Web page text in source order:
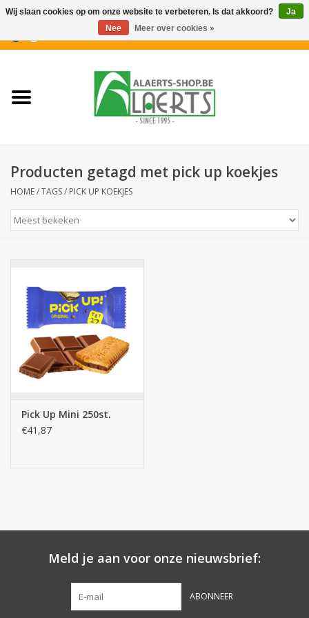
Nieuwigheden
Confiserie
Aperitiefkoekjes
Botanicals
Snoeppot-Snoep
Kassarollen
Koffiemachines
Kantoorbenodigdheden
Producten getagd met pick up koekjes
HOME/TAGS/ PICK UP KOEKJES
Pick Up Mini 250st.
€41,87
Meld je aan voor onze nieuwsbrief:
ABONNEER
Wij slaan cookies op om onze website te verbeteren. Is dat akkoord?
Ja
Nee
Meer over cookies »